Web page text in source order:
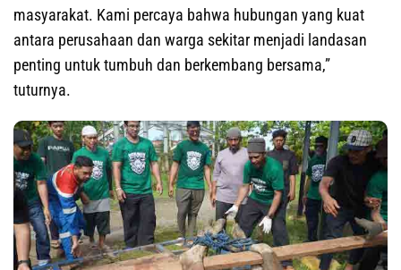
masyarakat. Kami percaya bahwa hubungan yang kuat
antara perusahaan dan warga sekitar menjadi landasan
penting untuk tumbuh dan berkembang bersama,”
tuturnya.